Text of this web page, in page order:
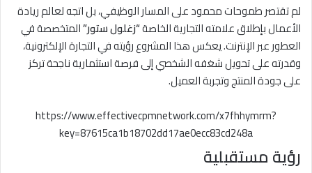
لم تقتصر طموحات محمود على المسار الوظيفي، بل اتجه لعالم ريادة
الأعمال بإطلاق علامته التجارية الخاصة“زغلول ستور”المتخصصة في
العطور عبر الإنترنت. يعكس هذا المشروع رؤيته في التجارة الإلكترونية،
وقدرته على تحويل شغفه الشخصي إلى فرصة استثمارية ناجحة تركز
على جودة المنتج وتجربة العميل.
https://www.effectivecpmnetwork.com/x7fhhymrm?
key=87615ca1b18702dd17ae0ecc83cd248a
رؤية مستقبلية